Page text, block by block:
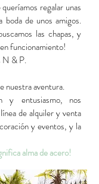
regalar unas
boda de unos amigos.
las chapas, y
funcionamiento!
N & P.
nuestra aventura.
y entusiasmo, nos
de alquiler y venta
y eventos, y la
alma de acero!